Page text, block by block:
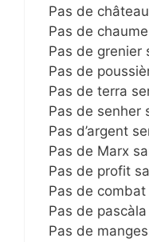
Pas de
Pas de
Pas de grenier
Pas de
Pas de terra
Pas de senher
Pas d’argent
Pas de Marx
Pas de profit
Pas de
Pas de
Pas de